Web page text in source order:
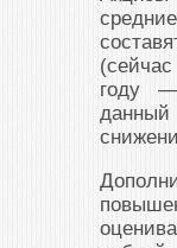
году